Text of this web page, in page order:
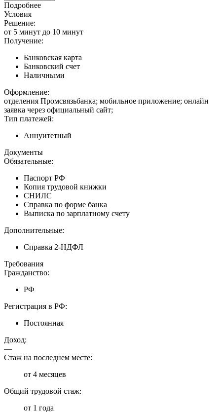
Подробнее
Условия
Решение:
от 5 минут до 10 минут
Получение:
Банковская карта
Банковский счет
Наличными
Оформление:
отделения Промсвязьбанка; мобильное приложение; онлайн
заявка через официальный сайт;
Тип платежей:
Аннуитетный
Документы
Обязательные:
Паспорт РФ
Копия трудовой книжки
СНИЛС
Справка по форме банка
Выписка по зарплатному счету
Дополнительные:
Справка 2-НДФЛ
Требования
Гражданство:
РФ
Регистрация в РФ:
Постоянная
Доход:
—
Стаж на последнем месте:
от 4 месяцев
Общий трудовой стаж:
от 1 года